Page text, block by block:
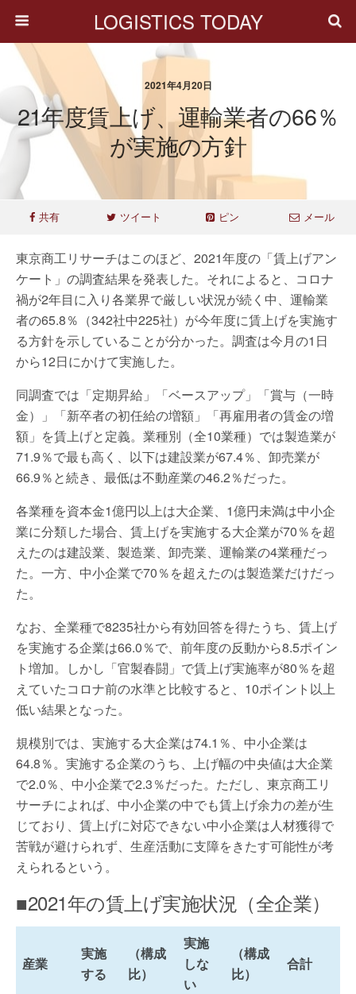
LOGISTICS TODAY
2021年4月20日
21年度賃上げ、運輸業者の66％
が実施の方針
共有 ツイート ピン メール
東京商工リサーチはこのほど、2021年度の「賃上げアン
ケート」の調査結果を発表した。それによると、コロナ
禍が2年目に入り各業界で厳しい状況が続く中、運輸業
者の65.8％（342社中225社）が今年度に賃上げを実施す
る方針を示していることが分かった。調査は今月の1日
から12日にかけて実施した。
同調査では「定期昇給」「ベースアップ」「賞与（一時
金）」「新卒者の初任給の増額」「再雇用者の賃金の増
額」を賃上げと定義。業種別（全10業種）では製造業が
71.9％で最も高く、以下は建設業が67.4％、卸売業が
66.9％と続き、最低は不動産業の46.2％だった。
各業種を資本金1億円以上は大企業、1億円未満は中小企
業に分類した場合、賃上げを実施する大企業が70％を超
えたのは建設業、製造業、卸売業、運輸業の4業種だっ
た。一方、中小企業で70％を超えたのは製造業だけだっ
た。
なお、全業種で8235社から有効回答を得たうち、賃上げ
を実施する企業は66.0％で、前年度の反動から8.5ポイン
ト増加。しかし「官製春闘」で賃上げ実施率が80％を超
えていたコロナ前の水準と比較すると、10ポイント以上
低い結果となった。
規模別では、実施する大企業は74.1％、中小企業は
64.8％。実施する企業のうち、上げ幅の中央値は大企業
で2.0％、中小企業で2.3％だった。ただし、東京商工リ
サーチによれば、中小企業の中でも賃上げ余力の差が生
じており、賃上げに対応できない中小企業は人材獲得で
苦戦が避けられず、生産活動に支障をきたす可能性が考
えられるという。
■2021年の賃上げ実施状況（全企業）
産業
実施
する
（構成
比）
実施
しな
い
（構成
比）
合計